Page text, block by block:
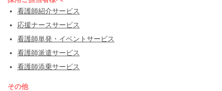
看護師紹介サービス
応援ナースサービス
看護師単発・イベントサービス
看護師派遣サービス
看護師添乗サービス
その他